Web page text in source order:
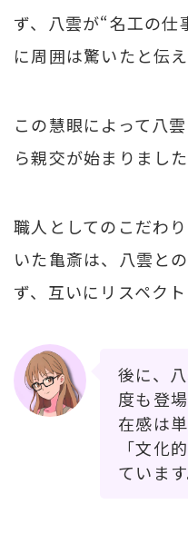
ず、八雲が“名工の仕
に周囲は驚いたと伝え
この慧眼によって八
ら親交が始まりました
職人としてのこだわ
いた亀斎は、八雲と
ず、互いにリスペク
後に、
度も登
在感は
「文化
ています